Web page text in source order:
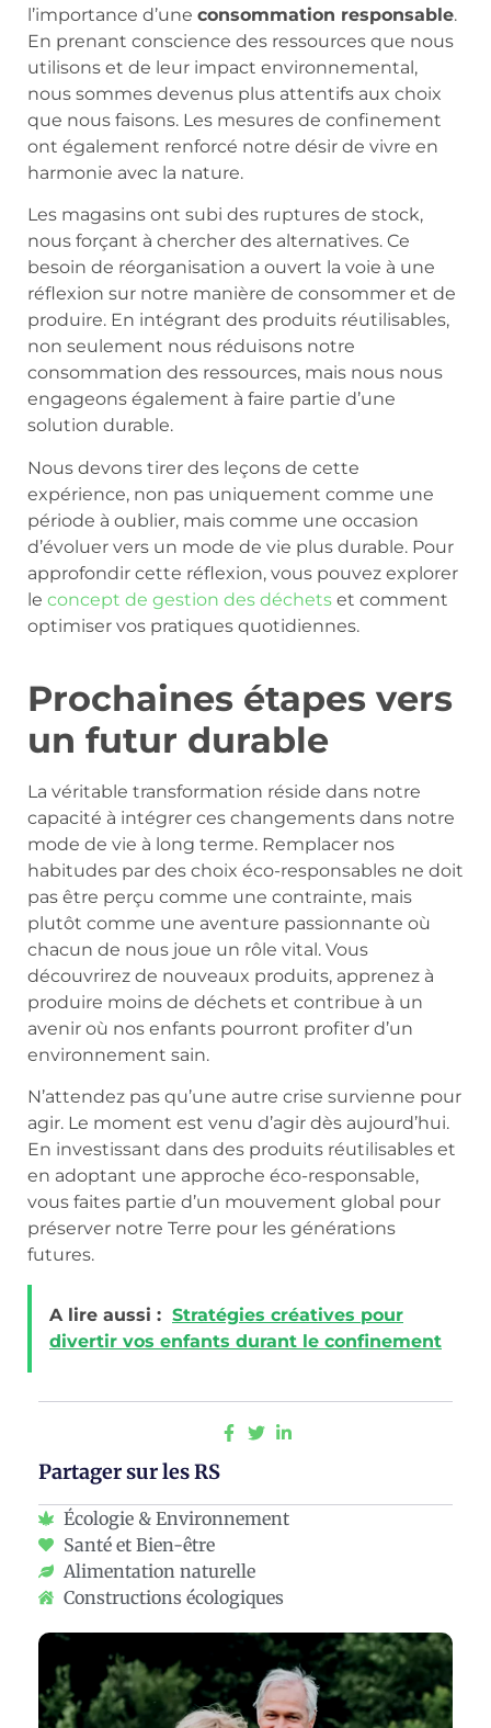
l’importance d’une consommation responsable.
En prenant conscience des ressources que nous
utilisons et de leur impact environnemental,
nous sommes devenus plus attentifs aux choix
que nous faisons. Les mesures de confinement
ont également renforcé notre désir de vivre en
harmonie avec la nature.
Les magasins ont subi des ruptures de stock,
nous forçant à chercher des alternatives. Ce
besoin de réorganisation a ouvert la voie à une
réflexion sur notre manière de consommer et de
produire. En intégrant des produits réutilisables,
non seulement nous réduisons notre
consommation des ressources, mais nous nous
engageons également à faire partie d’une
solution durable.
Nous devons tirer des leçons de cette
expérience, non pas uniquement comme une
période à oublier, mais comme une occasion
d’évoluer vers un mode de vie plus durable. Pour
approfondir cette réflexion, vous pouvez explorer
le concept de gestion des déchets et comment
optimiser vos pratiques quotidiennes.
Prochaines étapes vers
un futur durable
La véritable transformation réside dans notre
capacité à intégrer ces changements dans notre
mode de vie à long terme. Remplacer nos
habitudes par des choix éco-responsables ne doit
pas être perçu comme une contrainte, mais
plutôt comme une aventure passionnante où
chacun de nous joue un rôle vital. Vous
découvrirez de nouveaux produits, apprenez à
produire moins de déchets et contribue à un
avenir où nos enfants pourront profiter d’un
environnement sain.
N’attendez pas qu’une autre crise survienne pour
agir. Le moment est venu d’agir dès aujourd’hui.
En investissant dans des produits réutilisables et
en adoptant une approche éco-responsable,
vous faites partie d’un mouvement global pour
préserver notre Terre pour les générations
futures.
A lire aussi : Stratégies créatives pour
divertir vos enfants durant le confinement
Partager sur les RS
Écologie & Environnement
Santé et Bien-être
Alimentation naturelle
Constructions écologiques